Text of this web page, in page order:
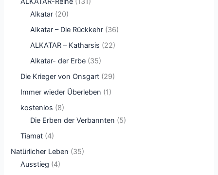
Alkatar (20)
Alkatar – Die Rückkehr (36)
ALKATAR – Katharsis (22)
Alkatar- der Erbe (35)
Die Krieger von Onsgart (29)
Immer wieder Überleben (1)
kostenlos (8)
Die Erben der Verbannten (5)
Tiamat (4)
Natürlicher Leben (35)
Ausstieg (4)